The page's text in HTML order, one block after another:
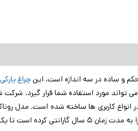
و ساده در سه اندازه است. اینچراغ پارکی
می تواند مورد استفاده شما قرار گیرد.
کاربری ها ساخته شده است. مدل
طولانی از چراغ استفاده نمایید.